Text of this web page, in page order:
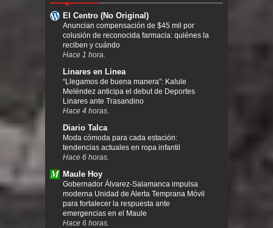
El Centro (No Original)
Anuncian compensación de $45 mil por
colusión de reconocida farmacia: quiénes la
reciben y cuándo
Hace 1 hora.
Linares en Linea
“Llegamos de buena manera”: Kalule
Meléndez anticipa el debut de Deportes
Linares ante Trasandino
Hace 4 horas.
Diario Talca
Moda cómoda para cada estación:
tendencias actuales en ropa infantil
Hace 6 horas.
Maule Hoy
Gobernador Álvarez-Salamanca impulsa
moderna Unidad de Alerta Temprana Móvil
para fortalecer la respuesta ante
emergencias en el Maule
Hace 6 horas.